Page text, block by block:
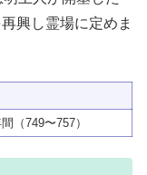
興し霊場に定めま
（749〜757）